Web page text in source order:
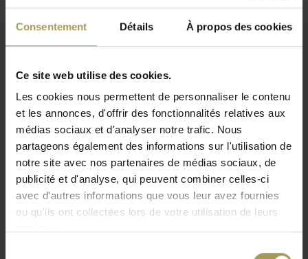
Consentement Détails À propos des cookies
Ce site web utilise des cookies.
Les cookies nous permettent de personnaliser le contenu
et les annonces, d'offrir des fonctionnalités relatives aux
médias sociaux et d'analyser notre trafic. Nous
partageons également des informations sur l'utilisation de
notre site avec nos partenaires de médias sociaux, de
publicité et d'analyse, qui peuvent combiner celles-ci
avec d'autres informations que vous leur avez fournies
ou qu'ils ont collectées lors de votre utilisation de leurs
Designer:BNO
Matériaux:
enduit de poudre acier peint
90/120l cm
Couleur:
voir en annexe
Des pieds sous l'armoire ou des serrures numériques
et numériques sont disponibles sur demande!
Les armoires sont fournies en monobloc (une seule
pièce).
Les vestiaires 2 portes à un miroir et un crochet qui est fixé
sur la partie intérieure de la porte. Le vestiaire métallique se
ferme avec un cadenas qui est livrée avec. Livré avec un
2portes, prévue en industrie propres ou salissante, avec